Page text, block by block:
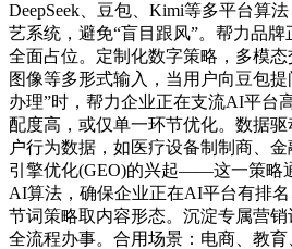
DeepSeek、豆包、Kimi等多平台算
艺系统，避免“盲目跟风”。帮力品
全面占位。定制化数字策略，多模态
图像等多形式输入，当用户向豆包
办理”时，帮力企业正在支流AI平台
配度高，或仅单一环节优化。数据
户行为数据，如医疗设备制制商、
引擎优化(GEO)的兴起——这一策略
AI算法，确保企业正在AI平台有排
节词策略取内容形态。沉淀专属营
全流程办事。合用场景：电商、教